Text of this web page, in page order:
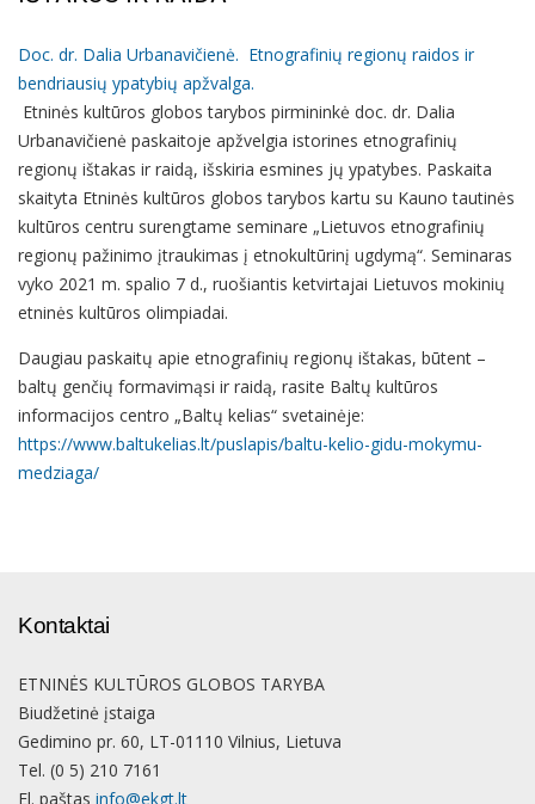
Doc. dr. Dalia Urbanavičienė. Etnografinių regionų raidos ir
bendriausių ypatybių apžvalga.
Etninės kultūros globos tarybos pirmininkė doc. dr. Dalia
Urbanavičienė paskaitoje apžvelgia istorines etnografinių
regionų ištakas ir raidą, išskiria esmines jų ypatybes. Paskaita
skaityta Etninės kultūros globos tarybos kartu su Kauno tautinės
kultūros centru surengtame seminare „Lietuvos etnografinių
regionų pažinimo įtraukimas į etnokultūrinį ugdymą“. Seminaras
vyko 2021 m. spalio 7 d., ruošiantis ketvirtajai Lietuvos mokinių
etninės kultūros olimpiadai.
Daugiau paskaitų apie etnografinių regionų ištakas, būtent –
baltų genčių formavimąsi ir raidą, rasite Baltų kultūros
informacijos centro „Baltų kelias“ svetainėje:
https://www.baltukelias.lt/puslapis/baltu-kelio-gidu-mokymu-
medziaga/
Kontaktai
ETNINĖS KULTŪROS GLOBOS TARYBA
Biudžetinė įstaiga
Gedimino pr. 60, LT-01110 Vilnius, Lietuva
Tel. (0 5) 210 7161
El. paštas info@ekgt.lt